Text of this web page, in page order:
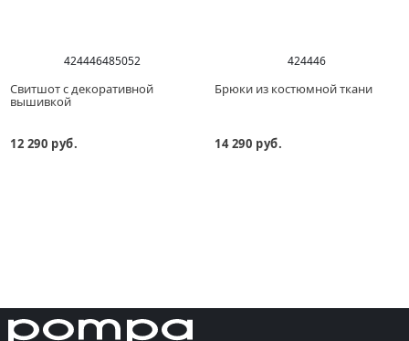
424446485052
Свитшот с декоративной
вышивкой
12 290 руб.
424446
Брюки из костюмной ткани
14 290 руб.